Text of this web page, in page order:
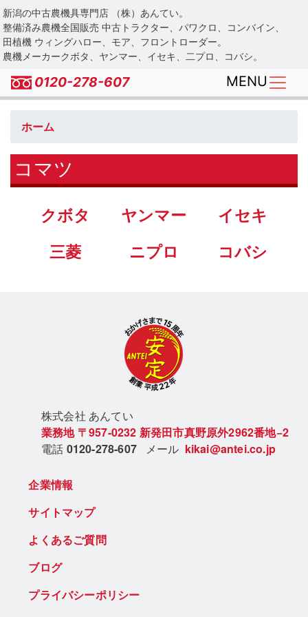
Skip
to
main
content
新潟の中古農機具専門店 （株）あんてい。
整備済み農機全国販売 中古トラクター、パワクロ、コンバイン、
田植機 ウィングハロー、モア、フロントローダー。
農機メーカークボタ、ヤンマー、イセキ、二プロ、コバシ。
0120-278-607 MENU
ホーム
コマツ
クボタ ヤンマー
イセキ
三菱
ニプロ コバシ
株式会社 あんてい
業務地 〒957-0232 新発田市真野原外2962番地−2
電話 0120-278-607 メール kikai@antei.co.jp
企業情報
サイトマップ
よくあるご質問
ブログ
プライバシーポリシー